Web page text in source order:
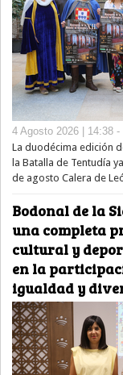
4 Agosto 2026 | 14:38 -
La duodécima edición
la Batalla de Tentudía
de agosto Calera de
Bodonal de la
una completa
cultural y
en la
igualdad y